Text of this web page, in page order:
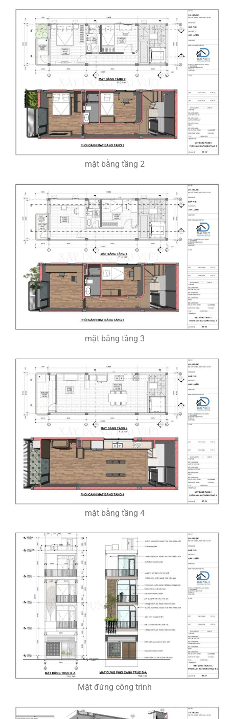
mặt bằng tầng 2
mặt bằng tầng 3
mặt bằng tầng 4
Mặt đứng công trình